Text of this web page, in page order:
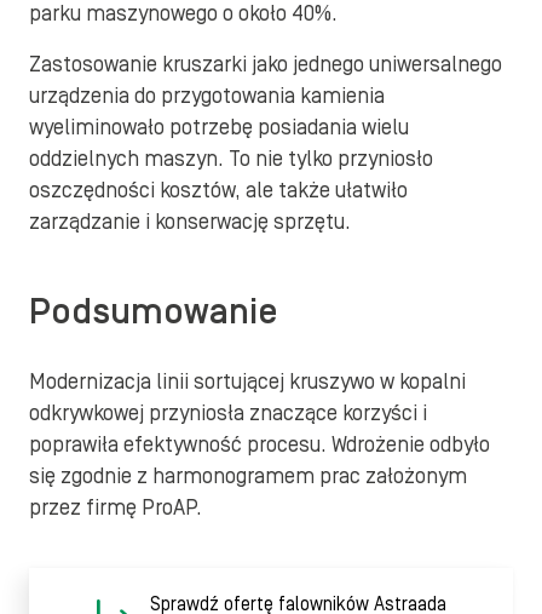
parku maszynowego o około 40%.
Zastosowanie kruszarki jako jednego uniwersalnego
urządzenia do przygotowania kamienia
wyeliminowało potrzebę posiadania wielu
oddzielnych maszyn. To nie tylko przyniosło
oszczędności kosztów, ale także ułatwiło
zarządzanie i konserwację sprzętu.
Podsumowanie
Modernizacja linii sortującej kruszywo w kopalni
odkrywkowej przyniosła znaczące korzyści i
poprawiła efektywność procesu. Wdrożenie odbyło
się zgodnie z harmonogramem prac założonym
przez firmę ProAP.
Sprawdź ofertę falowników Astraada